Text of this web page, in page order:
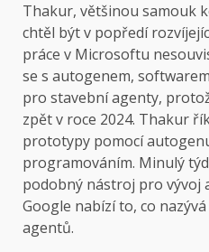
Thakur, většinou samouk
chtěl být v popředí
práce v Microsoftu
se s autogenem,
pro stavební agenty,
zpět v roce 2024. Thakur
prototypy pomocí
programováním. Minulý
podobný nástroj pro vývoj
Google nabízí to, co
agentů.